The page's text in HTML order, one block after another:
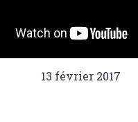
13 février 2017